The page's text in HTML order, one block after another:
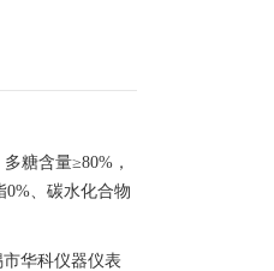
糖含量≥80%，
、碳水化合物
华科仪器仪表